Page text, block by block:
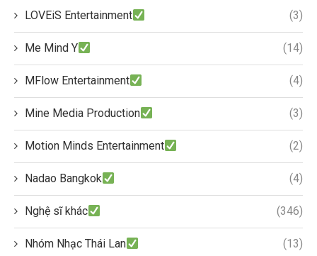
LOVEiS Entertainment (3)
Me Mind Y (14)
MFlow Entertainment (4)
Mine Media Production (3)
Motion Minds Entertainment (2)
Nadao Bangkok (4)
Nghệ sĩ khác (346)
Nhóm Nhạc Thái Lan (13)